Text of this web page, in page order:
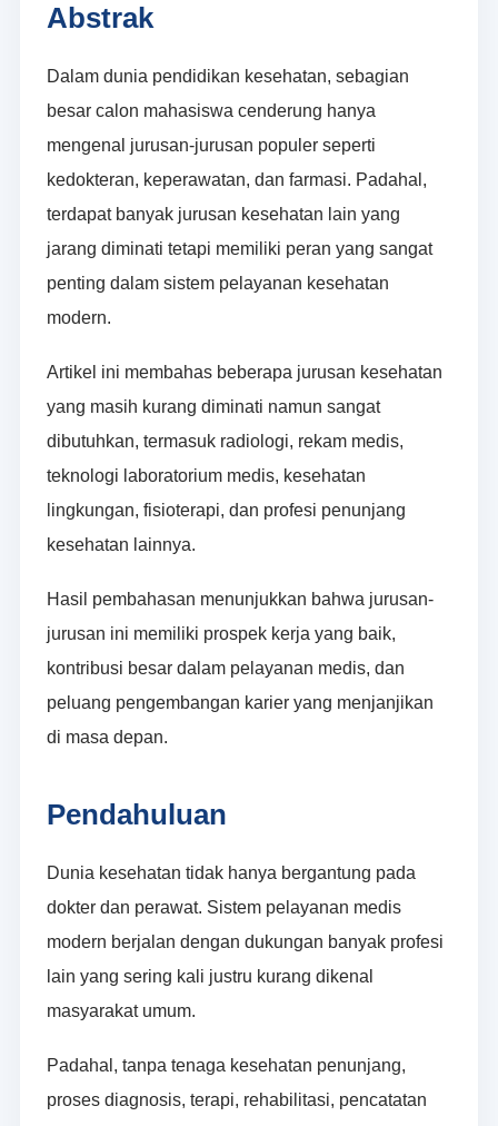
Abstrak
Dalam dunia pendidikan kesehatan, sebagian
besar calon mahasiswa cenderung hanya
mengenal jurusan-jurusan populer seperti
kedokteran, keperawatan, dan farmasi. Padahal,
terdapat banyak jurusan kesehatan lain yang
jarang diminati tetapi memiliki peran yang sangat
penting dalam sistem pelayanan kesehatan
modern.
Artikel ini membahas beberapa jurusan kesehatan
yang masih kurang diminati namun sangat
dibutuhkan, termasuk radiologi, rekam medis,
teknologi laboratorium medis, kesehatan
lingkungan, fisioterapi, dan profesi penunjang
kesehatan lainnya.
Hasil pembahasan menunjukkan bahwa jurusan-
jurusan ini memiliki prospek kerja yang baik,
kontribusi besar dalam pelayanan medis, dan
peluang pengembangan karier yang menjanjikan
di masa depan.
Pendahuluan
Dunia kesehatan tidak hanya bergantung pada
dokter dan perawat. Sistem pelayanan medis
modern berjalan dengan dukungan banyak profesi
lain yang sering kali justru kurang dikenal
masyarakat umum.
Padahal, tanpa tenaga kesehatan penunjang,
proses diagnosis, terapi, rehabilitasi, pencatatan